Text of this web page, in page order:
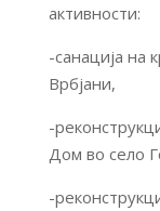
активности:
-санација на
Врбјани,
-
Дом во село
-